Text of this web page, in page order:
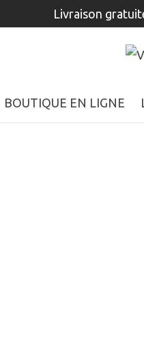
Livraison
BOUTIQUE EN LIGNE